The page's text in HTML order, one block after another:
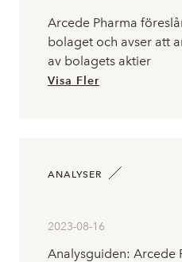
Arcede Pharma
bolaget och avser att
av bolagets aktier
Visa Fler
ANALYSER
2023-08-16
Analysguiden: Arcede